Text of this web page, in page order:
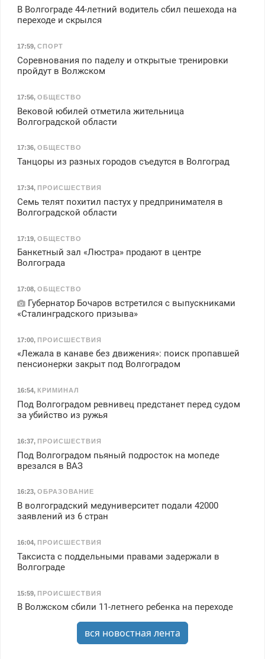
В Волгограде 44-летний водитель сбил пешехода на
переходе и скрылся
17:59, СПОРТ
Соревнования по паделу и открытые тренировки
пройдут в Волжском
17:56, ОБЩЕСТВО
Вековой юбилей отметила жительница
Волгоградской области
17:36, ОБЩЕСТВО
Танцоры из разных городов съедутся в Волгоград
17:34, ПРОИСШЕСТВИЯ
Семь телят похитил пастух у предпринимателя в
Волгоградской области
17:19, ОБЩЕСТВО
Банкетный зал «Люстра» продают в центре
Волгограда
17:08, ОБЩЕСТВО
Губернатор Бочаров встретился с выпускниками
«Сталинградского призыва»
17:00, ПРОИСШЕСТВИЯ
«Лежала в канаве без движения»: поиск пропавшей
пенсионерки закрыт под Волгоградом
16:54, КРИМИНАЛ
Под Волгоградом ревнивец предстанет перед судом
за убийство из ружья
16:37, ПРОИСШЕСТВИЯ
Под Волгоградом пьяный подросток на мопеде
врезался в ВАЗ
16:23, ОБРАЗОВАНИЕ
В волгоградский медуниверситет подали 42000
заявлений из 6 стран
16:04, ПРОИСШЕСТВИЯ
Таксиста с поддельными правами задержали в
Волгограде
15:59, ПРОИСШЕСТВИЯ
В Волжском сбили 11-летнего ребенка на переходе
вся новостная лента